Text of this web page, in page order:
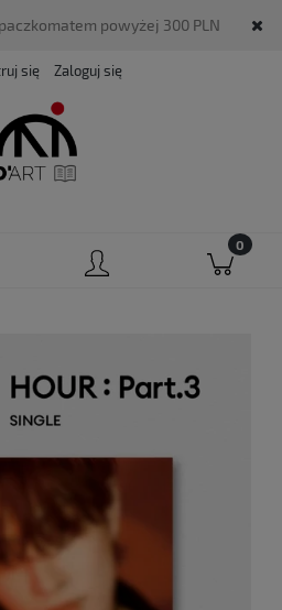
powyżej 300 PLN
się Zaloguj się